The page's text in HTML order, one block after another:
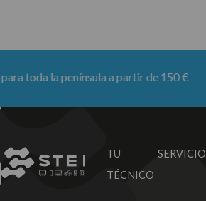
toda la península a partir de 150 €
TU SERVICIO
TÉCNICO